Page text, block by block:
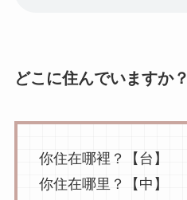
どこに住んでいますか？
你住在哪裡？【台】
你住在哪里？【中】